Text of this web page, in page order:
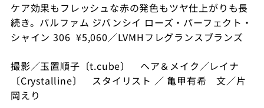
ケア効果もフレッシュな赤の発色もツヤ仕上がりも長
続き。パルファム ジバンシイ ローズ・パーフェクト・
シャイン 306 ¥5,060／LVMHフレグランスブランズ
撮影／玉置順子〔t.cube〕 ヘア＆メイク／レイナ
〔Crystalline〕 スタイリスト ／ 亀甲有希 文／片
岡えり